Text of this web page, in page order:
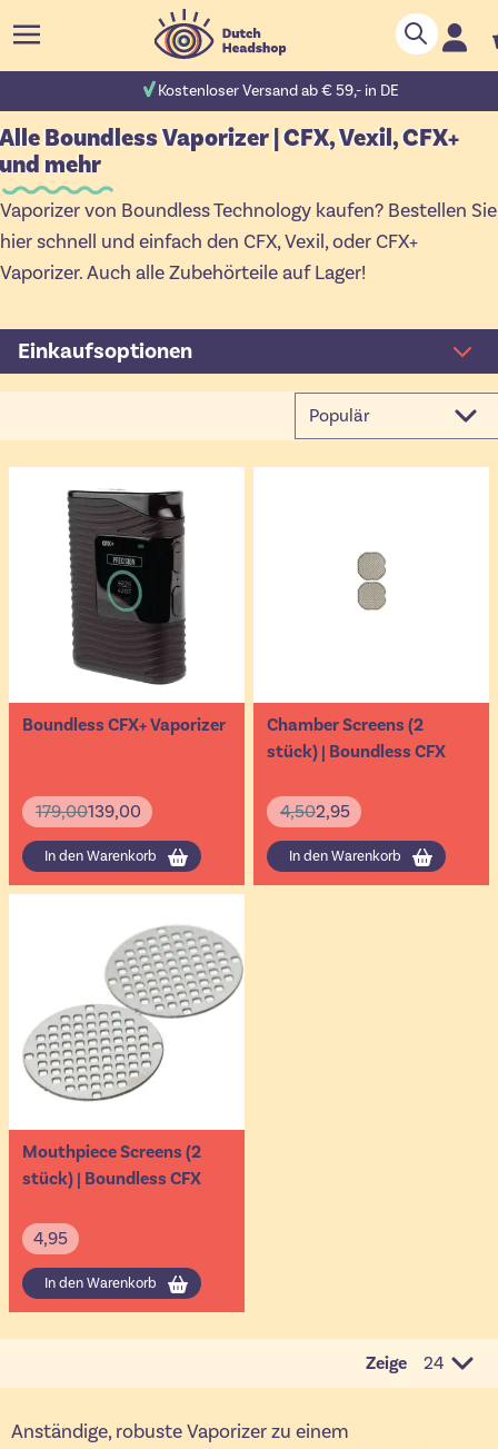
Suche
Kostenloser Versand ab € 59,- in DE
Alle Boundless Vaporizer | CFX, Vexil, CFX+
und mehr
Vaporizer von Boundless Technology kaufen? Bestellen Sie
hier schnell und einfach den CFX, Vexil, oder CFX+
Vaporizer. Auch alle Zubehörteile auf Lager!
Einkaufsoptionen
Boundless CFX+ Vaporizer
139,00
179,00
In den Warenkorb
Chamber Screens (2
stück) | Boundless CFX
2,95
4,50
In den Warenkorb
Mouthpiece Screens (2
stück) | Boundless CFX
4,95
In den Warenkorb
Zeige
Anständige, robuste Vaporizer zu einem